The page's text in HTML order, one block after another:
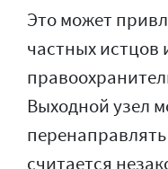
Это может
частных истцов
Выходной узел
считается